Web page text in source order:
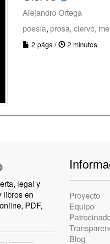
Alejandro Ortega
poesía, prosa, ciervo,
2 págs / 2 minutos
legal y
libros en
PDF,
Proyecto
Equipo
Blog